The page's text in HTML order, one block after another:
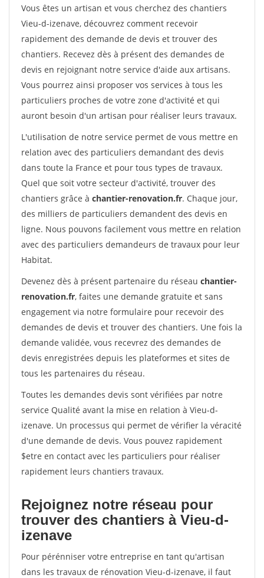
Vous êtes un artisan et vous cherchez des chantiers
Vieu-d-izenave, découvrez comment recevoir
rapidement des demande de devis et trouver des
chantiers. Recevez dès à présent des demandes de
devis en rejoignant notre service d'aide aux artisans.
Vous pourrez ainsi proposer vos services à tous les
particuliers proches de votre zone d'activité et qui
auront besoin d'un artisan pour réaliser leurs travaux.
L'utilisation de notre service permet de vous mettre en
relation avec des particuliers demandant des devis
dans toute la France et pour tous types de travaux.
Quel que soit votre secteur d'activité, trouver des
chantiers grâce à chantier-renovation.fr. Chaque jour,
des milliers de particuliers demandent des devis en
ligne. Nous pouvons facilement vous mettre en relation
avec des particuliers demandeurs de travaux pour leur
Habitat.
Devenez dès à présent partenaire du réseau chantier-
renovation.fr, faites une demande gratuite et sans
engagement via notre formulaire pour recevoir des
demandes de devis et trouver des chantiers. Une fois la
demande validée, vous recevrez des demandes de
devis enregistrées depuis les plateformes et sites de
tous les partenaires du réseau.
Toutes les demandes devis sont vérifiées par notre
service Qualité avant la mise en relation à Vieu-d-
izenave. Un processus qui permet de vérifier la véracité
d'une demande de devis. Vous pouvez rapidement
$etre en contact avec les particuliers pour réaliser
rapidement leurs chantiers travaux.
Rejoignez notre réseau pour
trouver des chantiers à Vieu-d-
izenave
Pour pérénniser votre entreprise en tant qu'artisan
dans les travaux de rénovation Vieu-d-izenave, il faut